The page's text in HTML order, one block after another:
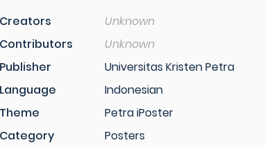
Creators
Unknown
Contributors
Unknown
Publisher
Universitas Kristen Petra
Language
Indonesian
Theme
Petra iPoster
Category
Posters